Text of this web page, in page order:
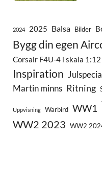
2024 2025 Balsa Bilder
Bygg din egen
Corsair F4U-4 i skala 1:12
Inspiration
Martin minns Ritning
Uppvisning Warbird WW1
WW2 2023 WW2